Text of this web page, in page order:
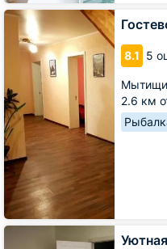
8.1 5
2.6 км
Гостевой
Грачи
Уютная